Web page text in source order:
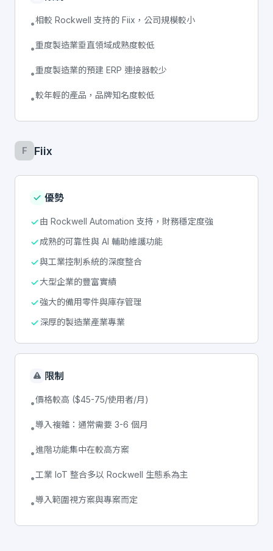
•相較 Rockwell 支持的 Fiix，公司規模較小
•重度製造業垂直領域成熟度較低
•重度製造業的預建 ERP 連接器較少
•較年輕的產品，品牌知名度較低
F Fiix
優勢
由 Rockwell Automation 支持，財務穩定度強
成熟的可靠性與 AI 輔助維護功能
與工業控制系統的深度整合
大型企業的豐富實績
強大的備用零件與庫存管理
深厚的製造業產業專業
限制
•價格較高 ($45-75/使用者/月)
•導入複雜：通常需要 3-6 個月
•進階功能集中在較高方案
•工業 IoT 整合多以 Rockwell 生態系為主
•導入範圍視方案與專案而定